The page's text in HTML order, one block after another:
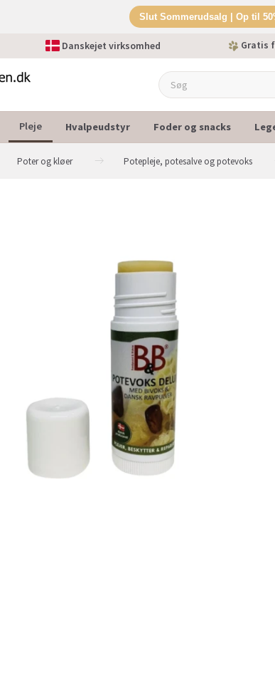
Slut Sommerudsalg | Op til
Danskejet virksomhed Gratis
Pleje Hvalpeudstyr Foder og snacks
Poter og kløer Potepleje, potesalve og potevoks